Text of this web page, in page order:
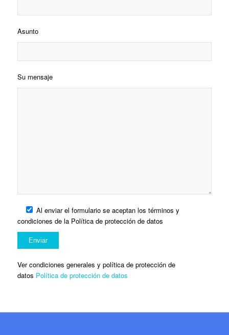
Asunto
Su mensaje
Al enviar el formulario se aceptan los términos y
condiciones de la Política de protección de datos
Ver condiciones generales y política de protección de
datos Política de protección de datos